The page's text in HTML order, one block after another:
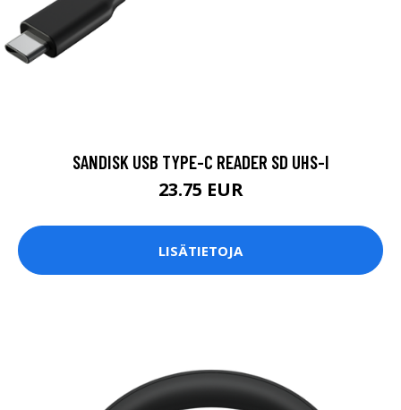
SANDISK USB TYPE-C READER SD UHS-I
23.75 EUR
LISÄTIETOJA